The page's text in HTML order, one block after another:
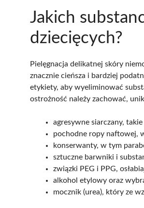
Jakich
dziecięcych?
Pielęgnacja delikatnej skóry
znacznie cieńsza i bardziej
etykiety, aby wyeliminować
ostrożność należy zachować,
agresywne siarczany,
pochodne ropy naftowej,
konserwanty, w tym
sztuczne barwniki i
związki PEG i PPG,
alkohol etylowy oraz
mocznik (urea), który ze